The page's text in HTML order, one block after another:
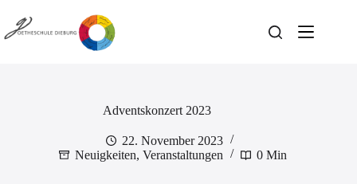
Inhalt
springen
Adventskonzert 2023
22. November 2023
Neuigkeiten,Veranstaltungen 0 Min